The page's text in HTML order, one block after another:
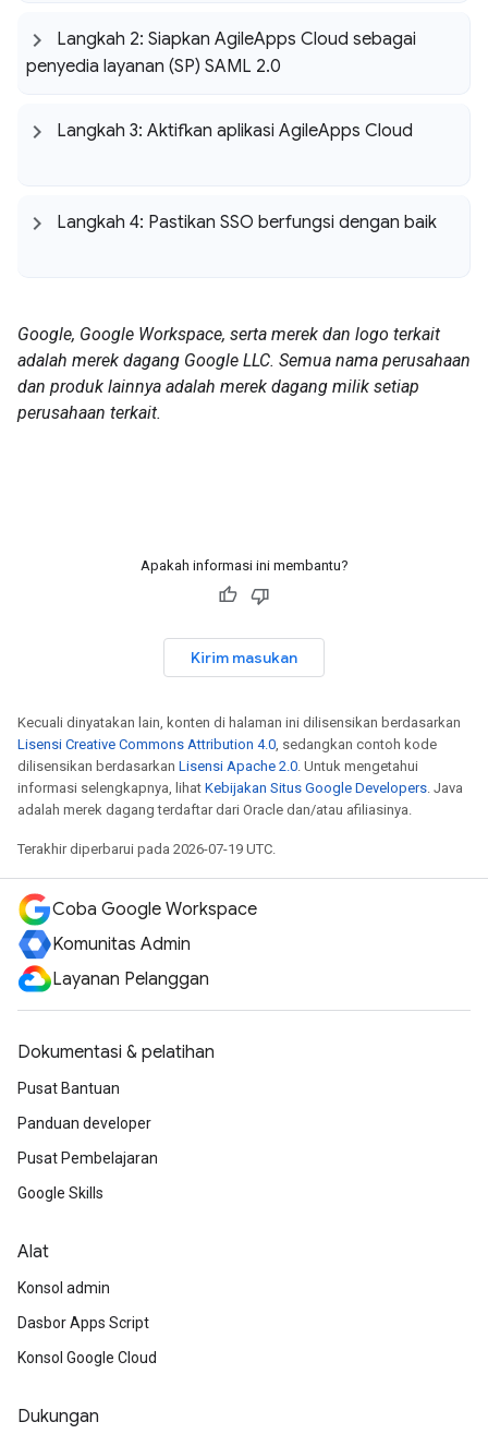
Langkah 2: Siapkan AgileApps Cloud sebagai
penyedia layanan (SP) SAML 2.0
Langkah 3: Aktifkan aplikasi AgileApps Cloud
Langkah 4: Pastikan SSO berfungsi dengan baik
Google, Google Workspace, serta merek dan logo terkait
adalah merek dagang Google LLC. Semua nama perusahaan
dan produk lainnya adalah merek dagang milik setiap
perusahaan terkait.
Apakah informasi ini membantu?
Kirim masukan
Kecuali dinyatakan lain, konten di halaman ini dilisensikan berdasarkan
Lisensi Creative Commons Attribution 4.0 , sedangkan contoh kode
dilisensikan berdasarkan Lisensi Apache 2.0 . Untuk mengetahui
informasi selengkapnya, lihat Kebijakan Situs Google Developers . Java
adalah merek dagang terdaftar dari Oracle dan/atau afiliasinya.
Terakhir diperbarui pada 2026-07-19 UTC.
Coba Google Workspace
Komunitas Admin
Layanan Pelanggan
Dokumentasi & pelatihan
Pusat Bantuan
Panduan developer
Pusat Pembelajaran
Google Skills
Alat
Konsol admin
Dasbor Apps Script
Konsol Google Cloud
Dukungan